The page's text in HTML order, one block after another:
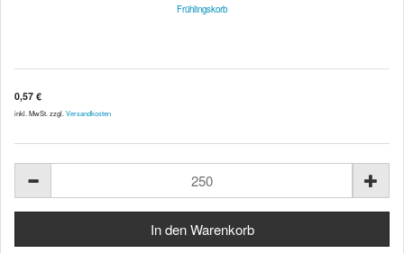
Frühlingskorb
0,57 €
inkl. MwSt. zzgl. Versandkosten